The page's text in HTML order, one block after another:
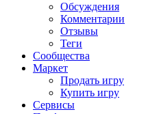
Обсуждения
Комментарии
Отзывы
Теги
Сообщества
Маркет
Продать игру
Купить игру
Сервисы